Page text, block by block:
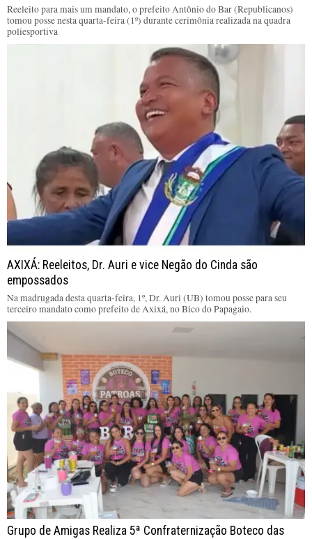
Reeleito para mais um mandato, o prefeito Antônio do Bar (Republicanos)
tomou posse nesta quarta-feira (1º) durante cerimônia realizada na quadra
poliesportiva
AXIXÁ: Reeleitos, Dr. Auri e vice Negão do Cinda são
empossados
Na madrugada desta quarta-feira, 1º, Dr. Auri (UB) tomou posse para seu
terceiro mandato como prefeito de Axixá, no Bico do Papagaio.
Grupo de Amigas Realiza 5ª Confraternização Boteco das